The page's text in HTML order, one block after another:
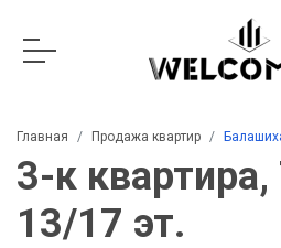
Главная Продажа квартир
3-к квартира,
13/17 эт.